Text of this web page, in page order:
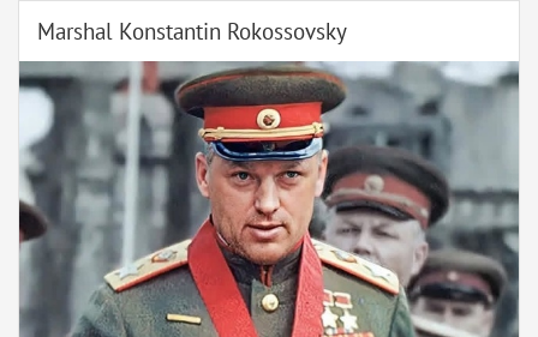
Marshal Konstantin Rokossovsky